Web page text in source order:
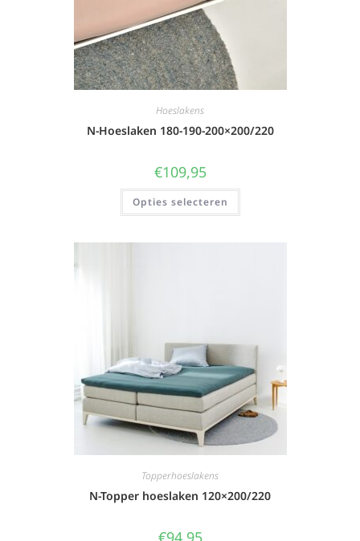
Hoeslakens
N-Hoeslaken 180-190-200×200/220
€109,95
Opties selecteren
Topperhoeslakens
N-Topper hoeslaken 120×200/220
€94,95